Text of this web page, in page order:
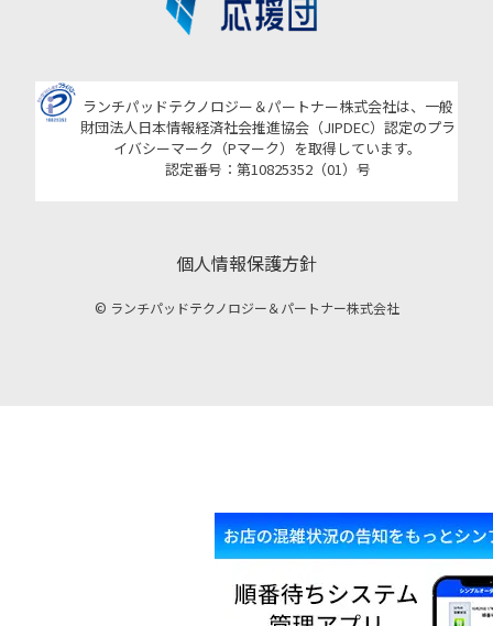
ランチパッドテクノロジー＆パートナー株式会社は、一般
財団法人日本情報経済社会推進協会（JIPDEC）認定のプラ
イバシーマーク（Pマーク）を取得しています。
認定番号：第10825352（01）号
個人情報保護方針
© ランチパッドテクノロジー＆パートナー株式会社